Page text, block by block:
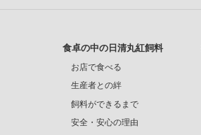
食卓の中の日清丸紅飼料
お店で食べる
生産者との絆
飼料ができるまで
安全・安心の理由